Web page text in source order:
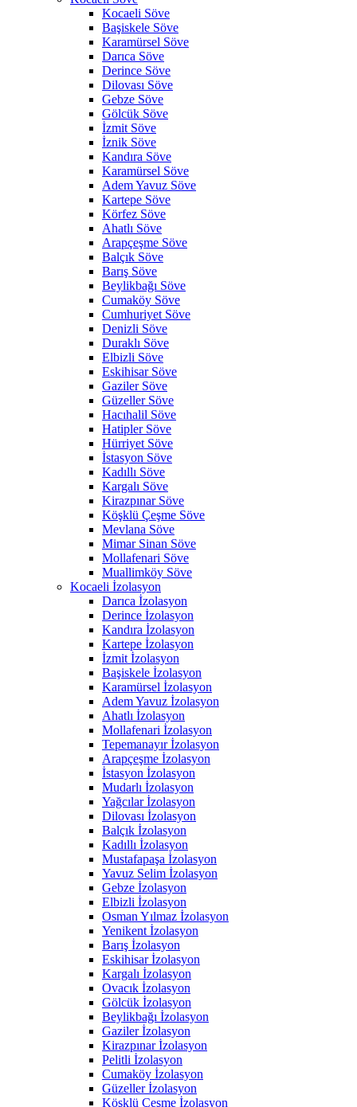
Kocaeli Söve
Başiskele Söve
Karamürsel Söve
Darıca Söve
Derince Söve
Dilovası Söve
Gebze Söve
Gölcük Söve
İzmit Söve
İznik Söve
Kandıra Söve
Karamürsel Söve
Adem Yavuz Söve
Kartepe Söve
Körfez Söve
Ahatlı Söve
Arapçeşme Söve
Balçık Söve
Barış Söve
Beylikbağı Söve
Cumaköy Söve
Cumhuriyet Söve
Denizli Söve
Duraklı Söve
Elbizli Söve
Eskihisar Söve
Gaziler Söve
Güzeller Söve
Hacıhalil Söve
Hatipler Söve
Hürriyet Söve
İstasyon Söve
Kadıllı Söve
Kargalı Söve
Kirazpınar Söve
Köşklü Çeşme Söve
Mevlana Söve
Mimar Sinan Söve
Mollafenari Söve
Muallimköy Söve
Kocaeli İzolasyon
Darıca İzolasyon
Derince İzolasyon
Kandıra İzolasyon
Kartepe İzolasyon
İzmit İzolasyon
Başiskele İzolasyon
Karamürsel İzolasyon
Adem Yavuz İzolasyon
Ahatlı İzolasyon
Mollafenari İzolasyon
Tepemanayır İzolasyon
Arapçeşme İzolasyon
İstasyon İzolasyon
Mudarlı İzolasyon
Yağcılar İzolasyon
Dilovası İzolasyon
Balçık İzolasyon
Kadıllı İzolasyon
Mustafapaşa İzolasyon
Yavuz Selim İzolasyon
Gebze İzolasyon
Elbizli İzolasyon
Osman Yılmaz İzolasyon
Yenikent İzolasyon
Barış İzolasyon
Eskihisar İzolasyon
Kargalı İzolasyon
Ovacık İzolasyon
Gölcük İzolasyon
Beylikbağı İzolasyon
Gaziler İzolasyon
Kirazpınar İzolasyon
Pelitli İzolasyon
Cumaköy İzolasyon
Güzeller İzolasyon
Köşklü Çeşme İzolasyon